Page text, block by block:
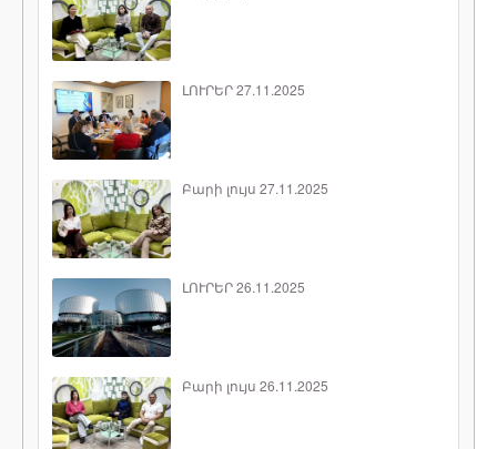
ԼՈՒՐԵՐ 27.11.2025
Բարի լույս 27.11.2025
ԼՈՒՐԵՐ 26.11.2025
Բարի լույս 26.11.2025